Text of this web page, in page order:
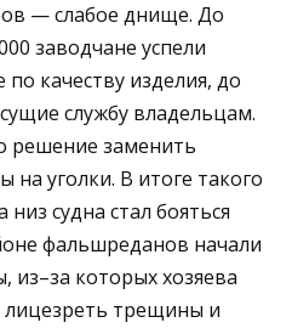
— слабое днище. До
заводчане успели
качеству изделия, до
службу владельцам.
решение заменить
уголки. В итоге такого
судна стал бояться
фальшреданов начали
из–за которых хозяева
трещины и